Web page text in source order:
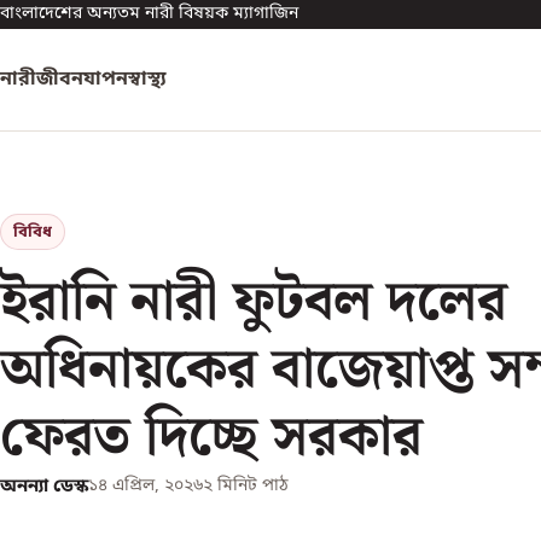
বাংলাদেশের অন্যতম নারী বিষয়ক ম্যাগাজিন
নারীজীবনযাপনস্বাস্থ্য
বিবিধ
ইরানি নারী ফুটবল দলের
অধিনায়কের বাজেয়াপ্ত
ফেরত দিচ্ছে সরকার
অনন্যা ডেস্ক১৪ এপ্রিল, ২০২৬২ মিনিট পাঠ